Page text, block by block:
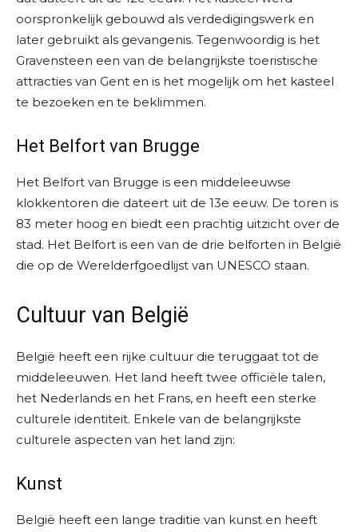
oorspronkelijk gebouwd als verdedigingswerk en
later gebruikt als gevangenis. Tegenwoordig is het
Gravensteen een van de belangrijkste toeristische
attracties van Gent en is het mogelijk om het kasteel
te bezoeken en te beklimmen.
Het Belfort van Brugge
Het Belfort van Brugge is een middeleeuwse
klokkentoren die dateert uit de 13e eeuw. De toren is
83 meter hoog en biedt een prachtig uitzicht over de
stad. Het Belfort is een van de drie belforten in België
die op de Werelderfgoedlijst van UNESCO staan.
Cultuur van België
België heeft een rijke cultuur die teruggaat tot de
middeleeuwen. Het land heeft twee officiële talen,
het Nederlands en het Frans, en heeft een sterke
culturele identiteit. Enkele van de belangrijkste
culturele aspecten van het land zijn:
Kunst
België heeft een lange traditie van kunst en heeft